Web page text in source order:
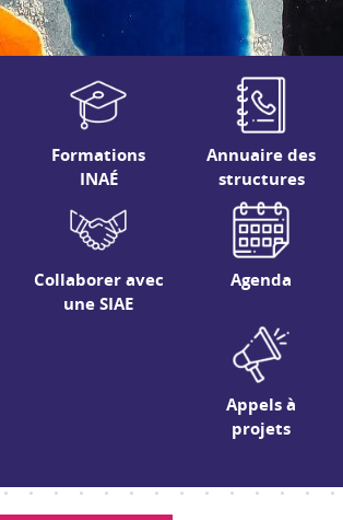
Formations
INAÉ
Annuaire des
structures
Collaborer avec
une SIAE
Agenda
Appels à
projets